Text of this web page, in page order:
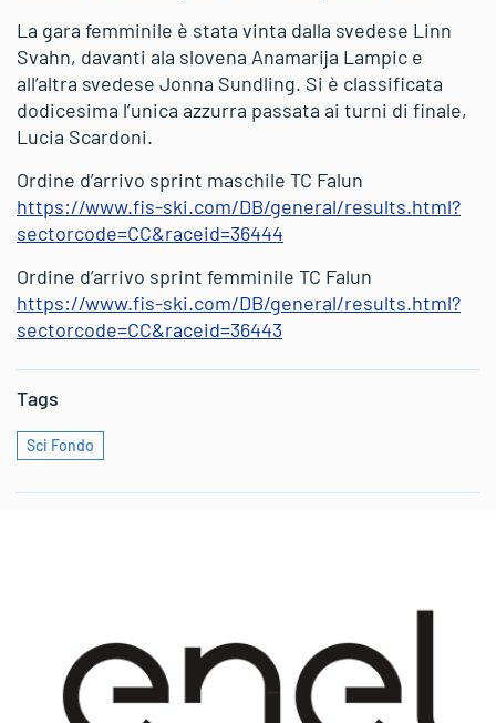
La gara femminile è stata vinta dalla svedese Linn
Svahn, davanti ala slovena Anamarija Lampic e
all’altra svedese Jonna Sundling. Si è classificata
dodicesima l’unica azzurra passata ai turni di finale,
Lucia Scardoni.
Ordine d’arrivo sprint maschile TC Falun
https://www.fis-ski.com/DB/general/results.html?
sectorcode=CC&raceid=36444
Ordine d’arrivo sprint femminile TC Falun
https://www.fis-ski.com/DB/general/results.html?
sectorcode=CC&raceid=36443
Tags
Sci Fondo